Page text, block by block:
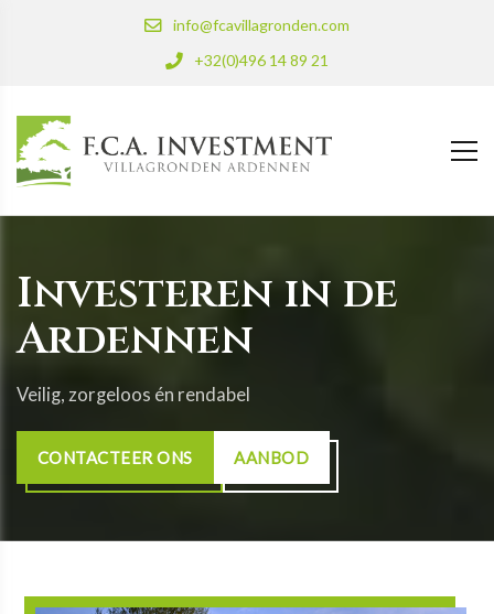
info@fcavillagronden.com
+32(0)496 14 89 21
Investeren in de
Ardennen
Veilig, zorgeloos én rendabel
CONTACTEER ONS AANBOD